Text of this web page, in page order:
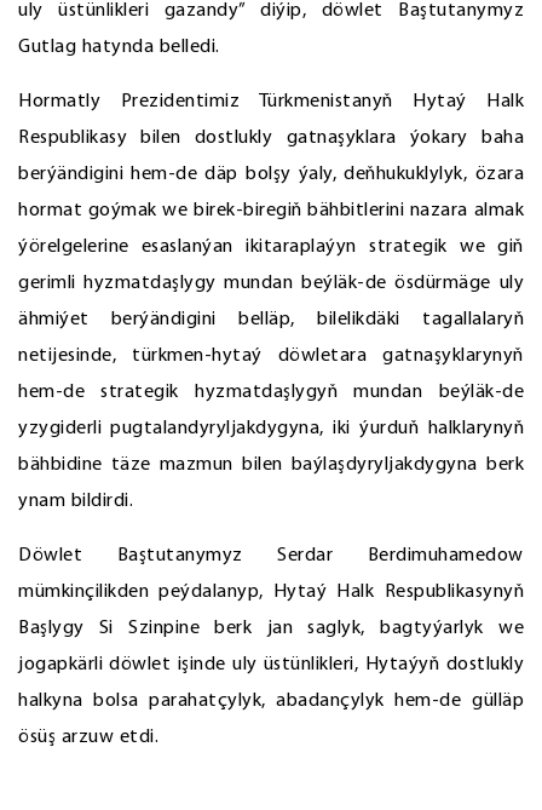
uly üstünlikleri gazandy” diýip, döwlet Baştutanymyz
Gutlag hatynda belledi.
Hormatly Prezidentimiz Türkmenistanyň Hytaý Halk
Respublikasy bilen dostlukly gatnaşyklara ýokary baha
berýändigini hem-de däp bolşy ýaly, deňhukuklylyk, özara
hormat goýmak we birek-biregiň bähbitlerini nazara almak
ýörelgelerine esaslanýan ikitaraplaýyn strategik we giň
gerimli hyzmatdaşlygy mundan beýläk-de ösdürmäge uly
ähmiýet berýändigini belläp, bilelikdäki tagallalaryň
netijesinde, türkmen-hytaý döwletara gatnaşyklarynyň
hem-de strategik hyzmatdaşlygyň mundan beýläk-de
yzygiderli pugtalandyryljakdygyna, iki ýurduň halklarynyň
bähbidine täze mazmun bilen baýlaşdyryljakdygyna berk
ynam bildirdi.
Döwlet Baştutanymyz Serdar Berdimuhamedow
mümkinçilikden peýdalanyp, Hytaý Halk Respublikasynyň
Başlygy Si Szinpine berk jan saglyk, bagtyýarlyk we
jogapkärli döwlet işinde uly üstünlikleri, Hytaýyň dostlukly
halkyna bolsa parahatçylyk, abadançylyk hem-de gülläp
ösüş arzuw etdi.